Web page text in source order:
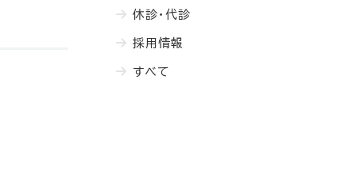
休診・代診
採用情報
すべて